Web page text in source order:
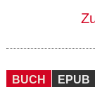
BUCH EPUB